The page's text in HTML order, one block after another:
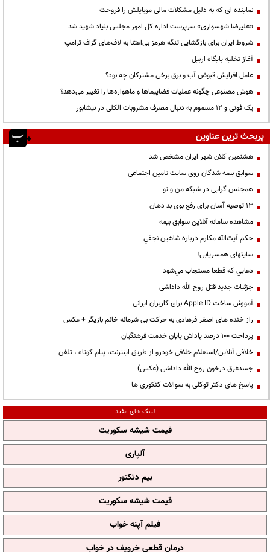
نماینده ای که به دلیل مشکلات مالی موبایلش را فروخت
«علیرضا شهسواری» سرپرست اداره کل امور مجلس بنیاد شهید شد
شروط ایران برای بازگشایی تنگه هرمز بی‌اعتنا به لاف‌های گزاف ترامپ
آغاز تخلیه پایگاه اربیل
عامل افزایش قبوض آب و برق برخی مشترکان چه بود؟
هوش مصنوعی چگونه عملیات فضاپیماها و ماهواره‌ها را تغییر می‌دهد؟
یک فوتی و ۱۲ مسموم به دنبال مصرف مشروبات الکلی در نیشابور
پربحث ترین عناوین
هشتمین کلان شهر ایران مشخص شد
سوابق بیمه شدگان روی سایت تامین اجتماعی
همجنس گرایی در شبکه من و تو
13 توصیه آسان برای رفع بوی بد دهان
مشاهده سامانه آنلاين سوابق بیمه
حكم آيت‌الله مكارم درباره شاهين نجفي
سایتهای همسریابی!
دعايي كه قطعا مستجاب مي‌شود
جزئیات جدید قتل روح الله داداشی
آموزش ساخت Apple ID برای کاربران ایرانی
راز خنده های اصغر فرهادی به حرکت بی شرمانه خانم بازیگر + عکس
پرداخت ۱۰۰ درصد پاداش پایان خدمت فرهنگیان
خلافی آنلاین/استعلام خلافی خودرو از طریق اینترنت، پیام کوتاه ، تلفن
جسدغرق درخون روح الله داداشی (عکس)
پاسخ های دکتر توکلی به سوالات کنکوری ها
لینک های مفید
قیمت شیشه سکوریت
آلپاری
بیم دتکتور
قیمت شیشه سکوریت
فیلم آپنه خواب
درمان قطعی خروپف در خواب